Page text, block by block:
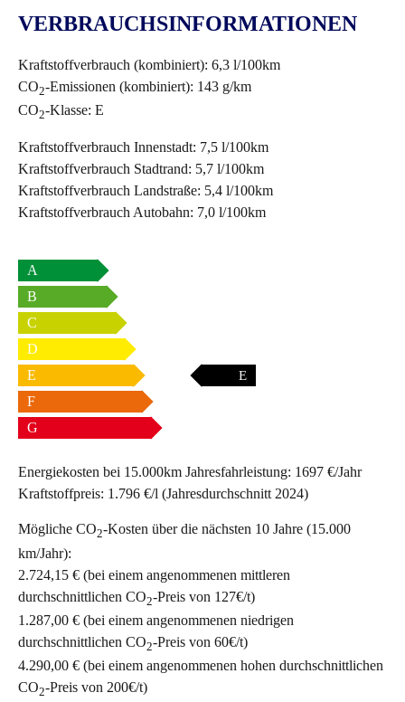
VERBRAUCHSINFORMATIONEN
Kraftstoffverbrauch (kombiniert): 6,3 l/100km
CO2-Emissionen (kombiniert): 143 g/km
CO2-Klasse: E
Kraftstoffverbrauch Innenstadt: 7,5 l/100km
Kraftstoffverbrauch Stadtrand: 5,7 l/100km
Kraftstoffverbrauch Landstraße: 5,4 l/100km
Kraftstoffverbrauch Autobahn: 7,0 l/100km
A
B
C
D
E
E
F
G
Energiekosten bei 15.000km Jahresfahrleistung: 1697 €/Jahr
Kraftstoffpreis: 1.796 €/l (Jahresdurchschnitt 2024)
Mögliche CO2-Kosten über die nächsten 10 Jahre (15.000
km/Jahr):
2.724,15 € (bei einem angenommenen mittleren
durchschnittlichen CO2-Preis von 127€/t)
1.287,00 € (bei einem angenommenen niedrigen
durchschnittlichen CO2-Preis von 60€/t)
4.290,00 € (bei einem angenommenen hohen durchschnittlichen
CO2-Preis von 200€/t)